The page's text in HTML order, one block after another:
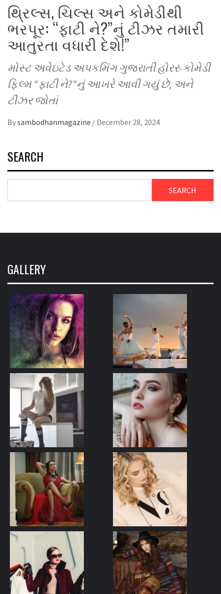
થ્રિલ્સ, ચિલ્સ અને કોમેડીથી
ભરપૂર: “ફાટી ને?”નું ટીઝર તમારી
આતુરતા વધારી દેશે!”
મોસ્ટ અવેઇટેડ અપકમિંગ ગુજરાતી હોરર-કોમેડી
ફિલ્મ “ફાટી ને?”નું આખરે આવી ગયું છે, અને
ટીઝર જોતાં
Bysambodhanmagazine / December 28, 2024
SEARCH
SEARCH
GALLERY